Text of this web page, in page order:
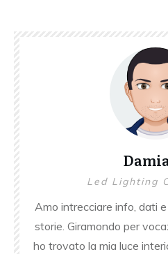
Led Lighting
Amo intrecciare info, dati
storie. Giramondo per
ho trovato la mia luce